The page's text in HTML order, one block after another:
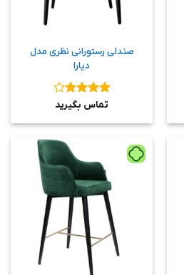
صندلی رستورانی نظری مدل
دیارا
نمره ۴
تماس بگیرید